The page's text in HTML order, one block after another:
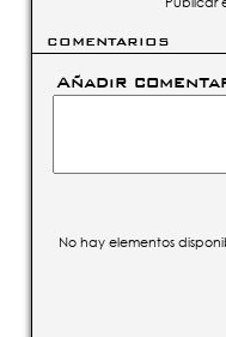
COMENTARIOS
Añadir
No hay elementos